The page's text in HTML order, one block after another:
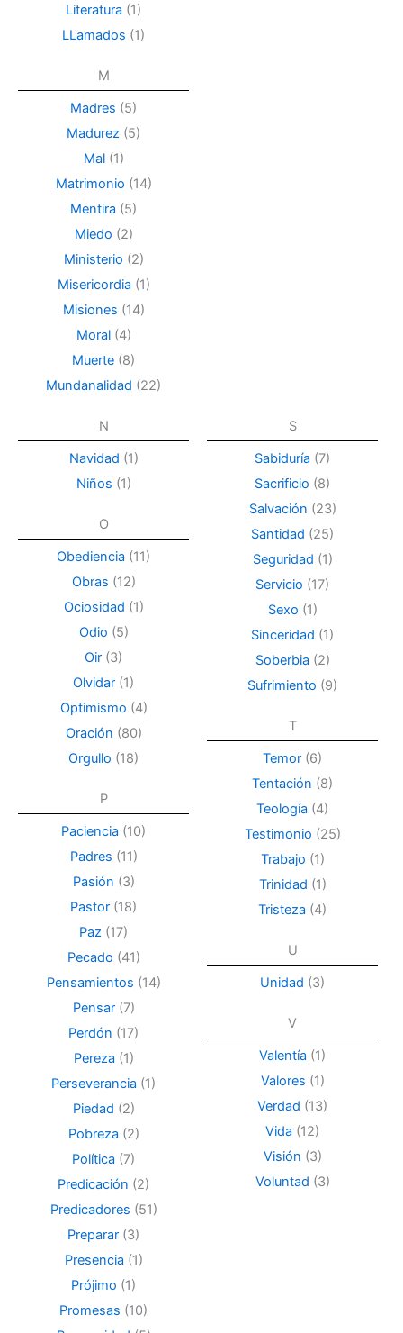
Literatura (1)
LLamados (1)
M
Madres (5)
Madurez (5)
Mal (1)
Matrimonio (14)
Mentira (5)
Miedo (2)
Ministerio (2)
Misericordia (1)
Misiones (14)
Moral (4)
Muerte (8)
Mundanalidad (22)
N
Navidad (1)
Niños (1)
O
Obediencia (11)
Obras (12)
Ociosidad (1)
Odio (5)
Oir (3)
Olvidar (1)
Optimismo (4)
Oración (80)
Orgullo (18)
P
Paciencia (10)
Padres (11)
Pasión (3)
Pastor (18)
Paz (17)
Pecado (41)
Pensamientos (14)
Pensar (7)
Perdón (17)
Pereza (1)
Perseverancia (1)
Piedad (2)
Pobreza (2)
Política (7)
Predicación (2)
Predicadores (51)
Preparar (3)
Presencia (1)
Prójimo (1)
Promesas (10)
S
Sabiduría (7)
Sacrificio (8)
Salvación (23)
Santidad (25)
Seguridad (1)
Servicio (17)
Sexo (1)
Sinceridad (1)
Soberbia (2)
Sufrimiento (9)
T
Temor (6)
Tentación (8)
Teología (4)
Testimonio (25)
Trabajo (1)
Trinidad (1)
Tristeza (4)
U
Unidad (3)
V
Valentía (1)
Valores (1)
Verdad (13)
Vida (12)
Visión (3)
Voluntad (3)